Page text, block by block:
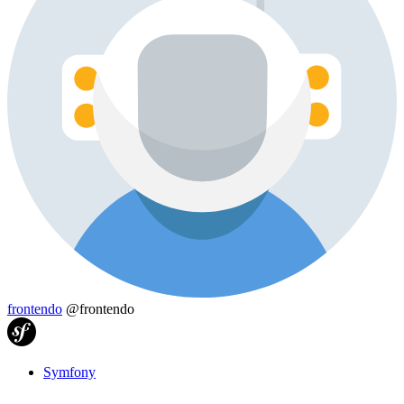
frontendo @frontendo
Symfony